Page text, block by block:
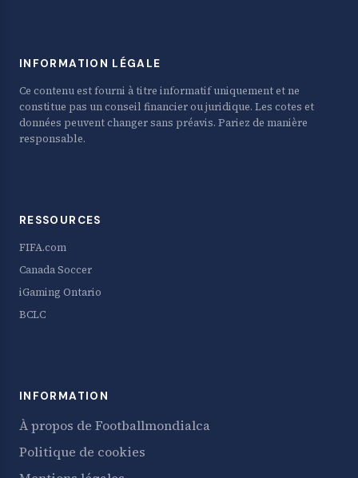
INFORMATION LÉGALE
Ce contenu est fourni à titre informatif uniquement et ne
constitue pas un conseil financier ou juridique. Les cotes et
données peuvent changer sans préavis. Pariez de manière
responsable.
RESSOURCES
FIFA.com
Canada Soccer
iGaming Ontario
BCLC
INFORMATION
À propos de Footballmondialca
Politique de cookies